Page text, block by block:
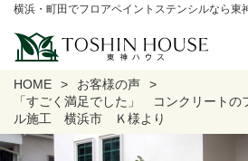
横浜・町田でフロアペイントステンシルなら東
HOME
お客様の声
「すごく満足でした」 コンクリートの
ル施工 横浜市 Ｋ様より